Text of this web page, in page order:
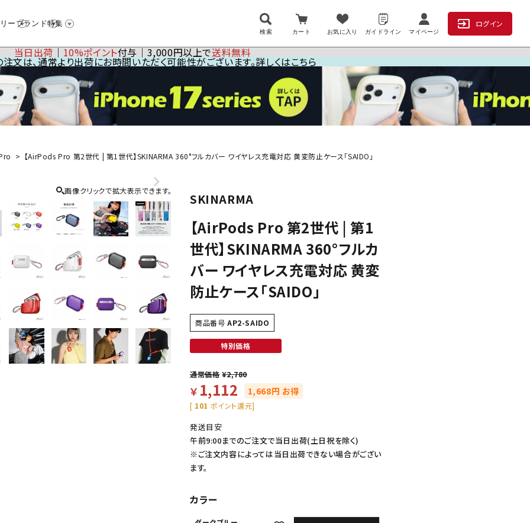
ーブランド特集
検索 カート お気に入り ガイドライン マイページ
ログイン
当日出荷│10%ポイント付与│3,000円以上で送料無料
文は、通常より出荷にお時間いただく可能性がございます。詳しくはこちら
【AirPods Pro 第2世代 | 第1世代】SKINARMA 360°フルカバー ワイヤレス充電対応 黄変防止ケース「SAIDO」
画像クリックで拡大表示できます。
SKINARMA
【AirPods Pro 第2世代 | 第1
世代】SKINARMA 360°フルカ
バー ワイヤレス充電対応 黄変
防止ケース「SAIDO」
商品番号 AP2-SAIDO
特別価格
通常価格 ¥2,780
￥ 1,112 1,668円 お得
[ 101 ポイント還元]
発送目安
午前9:00までのご注文で当日出荷(土日祝を除く)
※ご注文内容によっては当日出荷できない場合がござい
ます。
カラー